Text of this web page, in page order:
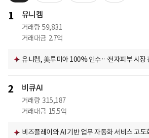
1 유니켐
거래량 59,831
거래대금 2.7억
유니켐, 美루미아 100% 인수…전자피부 시장
2 비큐AI
거래량 315,187
거래대금 15.5억
비즈플레이와 AI 기반 업무 자동화 서비스 고도